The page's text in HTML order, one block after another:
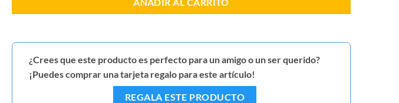
AÑADIR AL CARRITO
¿Crees que este producto es perfecto para un amigo o un ser querido?
¡Puedes comprar una tarjeta regalo para este artículo!
REGALA ESTE PRODUCTO